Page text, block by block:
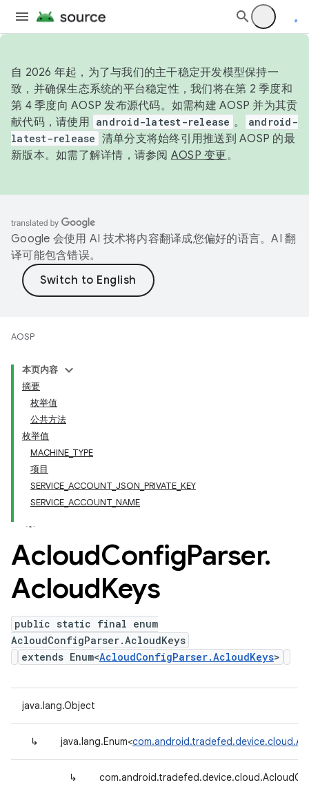
自 2026 年起，为了与我们的主干稳定开发模型保持一
致，并确保生态系统的平台稳定性，我们将在第 2 季度和
第 4 季度向 AOSP 发布源代码。如需构建 AOSP 并为其贡
献代码，请使用 android-latest-release 。
android-
latest-release 清单分支将始终引用推送到 AOSP 的最
新版本。如需了解详情，请参阅 AOSP 变更。
Google 会使用 AI 技术将内容翻译成您偏好的语言。AI 翻
译可能包含错误。
AOSP
本页内容
摘要
枚举值
公共方法
枚举值
MACHINE_TYPE
项目
SERVICE_ACCOUNT_JSON_PRIVATE_KEY
SERVICE_ACCOUNT_NAME
AcloudConfigParser.
AcloudKeys
public static final enum
AcloudConfigParser.AcloudKeys
extends Enum<AcloudConfigParser.AcloudKeys>
java.lang.Object
↳ java.lang.Enum<
↳